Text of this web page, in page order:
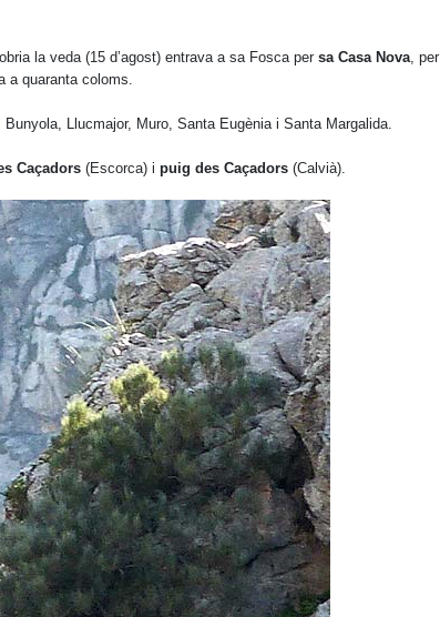
la veda (15 d’agost) entrava a sa Fosca per sa Casa Nova, per
a quaranta coloms.
Llucmajor, Muro, Santa Eugènia i Santa Margalida.
Caçadors (Escorca) i puig des Caçadors (Calvià).